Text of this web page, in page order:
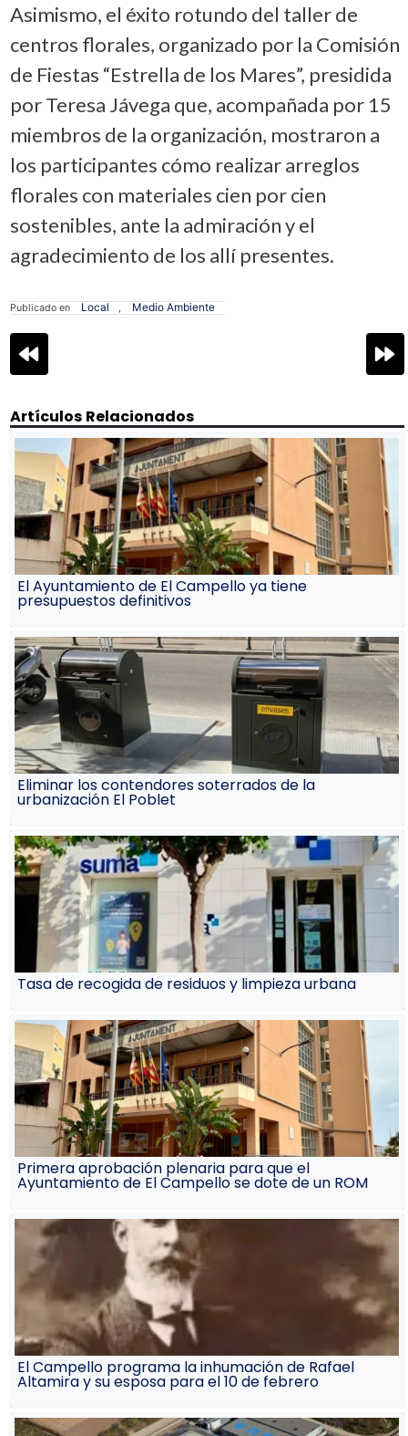
Asimismo, el éxito rotundo del taller de
centros florales, organizado por la Comisión
de Fiestas “Estrella de los Mares”, presidida
por Teresa Jávega que, acompañada por 15
miembros de la organización, mostraron a
los participantes cómo realizar arreglos
florales con materiales cien por cien
sostenibles, ante la admiración y el
agradecimiento de los allí presentes.
Publicado en Local , Medio Ambiente
Navegación
de
Artículos Relacionados
El Ayuntamiento de El Campello ya tiene
presupuestos definitivos
Eliminar los contendores soterrados de la
urbanización El Poblet
Tasa de recogida de residuos y limpieza urbana
Primera aprobación plenaria para que el
Ayuntamiento de El Campello se dote de un ROM
El Campello programa la inhumación de Rafael
Altamira y su esposa para el 10 de febrero